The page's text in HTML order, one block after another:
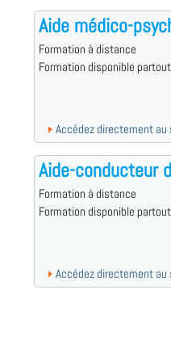
Aide médico-
Formation à distance
Formation disponible
Accédez directement
Aide-conducteur
Formation à distance
Formation disponible
Accédez directement